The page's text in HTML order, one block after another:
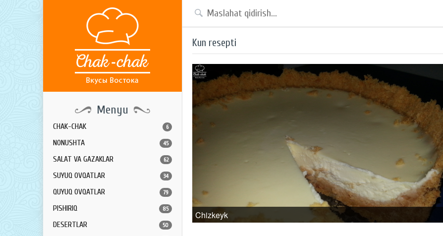
Menyu
CHAK-CHAK 6
NONUSHTA 45
SALAT VA GAZAKLAR 62
SUYUQ OVQATLAR 34
QUYUQ OVQATLAR 79
PISHIRIQ 85
DESERTLAR 50
Kun resepti
Chizkeyk